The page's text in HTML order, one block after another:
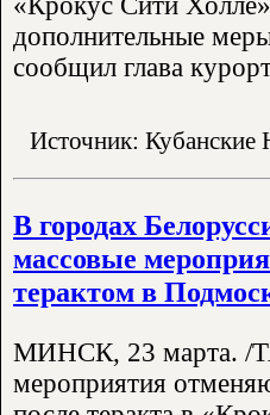
дополнительные
сообщил глава
Источник: Кубанские
В городах
массовые
терактом в
МИНСК, 23 марта. /
мероприятия